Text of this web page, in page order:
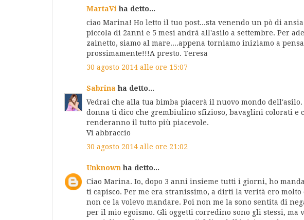
MartaVi ha detto...
ciao Marina! Ho letto il tuo post...sta venendo un pò di
piccola di 2anni e 5 mesi andrá all'asilo a settembre. Per
zainetto, siamo al mare....appena torniamo iniziamo a
prossimamente!!!A presto. Teresa
30 agosto 2014 alle ore 15:07
Sabrina ha detto...
Vedrai che alla tua bimba piacerà il nuovo mondo
donna ti dico che grembiulino sfizioso, bavaglini colorati e
renderanno il tutto più piacevole.
Vi abbraccio
30 agosto 2014 alle ore 21:02
Unknown ha detto...
Ciao Marina. Io, dopo 3 anni insieme tutti i giorni, ho
ti capisco. Per me era stranissimo, a dirti la verità ero
non ce la volevo mandare. Poi non me la sono sentita di
per il mio egoismo. Gli oggetti corredino sono gli stessi,